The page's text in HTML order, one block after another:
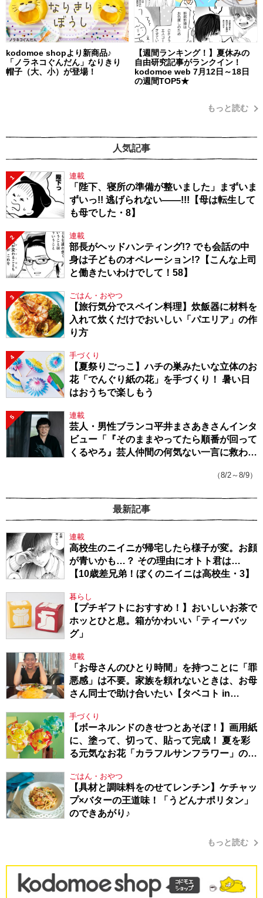
kodomoe shopより新商品♪
「ノラネコぐんだん」なりきり
帽子（大、小）が登場！
【週間ランキング！】夏休みの
自由研究記事がランクイン！
kodomoe web 7月12日～18日
の週間TOP5★
もっと読む
人気記事
1 連載
「陛下、寝所の準備が整いました」まずいま
ずいっ!! 逃げられない――!!!【母は転生して
も母でした・8】
2 連載
部長がヘッドハンティング!? でも会話の中
身は子どものオペレーション!?【こんな上司
と働きたいわけでして！58】
3 ごはん・おやつ
【旅行気分でスペイン料理】炊飯器に材料を
入れて炊くだけでおいしい「パエリア」の作
り方
4 手づくり
【夏祭りごっこ】ハチの巣みたいな立体のお
花「でんぐり紙の花」を手づくり！ 暑い日
はおうちで楽しもう
5 連載
芸人・男性ブランコ平井まさあきさんインタ
ビュー「『そのままやってたら順番が回って
くるやろ』芸人仲間の何気ない一言に救われ
（8/2～8/9）
最新記事
連載
高校生のニイニが帰宅したら様子が変。お顔
が青いかも…？ その理由にオトト君は…
【10歳差兄弟！ぼくのニイニは高校生・3】
暮らし
【プチギフトにおすすめ！】おいしいお茶で
ホッとひと息。箱がかわいい「ティーバッ
グ」
連載
「お母さんのひとり時間」を持つことに「罪
悪感」は不要。家族を頼れないときは、お母
さん同士で助け合いたい【タベコト in
手づくり
【ボーネルンドのきせつとあそぼ！】画用紙
に、塗って、切って、貼って完成！ 夏を彩
る元気なお花「カラフルサンフラワー」の作
ごはん・おやつ
【具材と調味料をのせてレンチン】ケチャッ
プ×バターの王道味！「うどんナポリタン」
のできあがり♪
もっと読む